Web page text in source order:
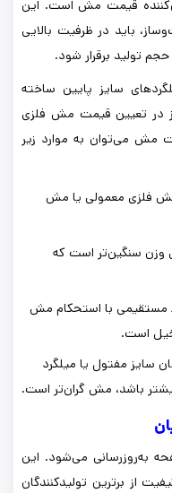
قیمت مش است. این
باید در ظرفیت بالایی
تولید برقرار شود.
سایز پایین ساخته
در تعیین قیمت مش فلزی
مش می‌توان به موارد زیر
فلزی معمولی یا مش
وزن سنگین‌تر است که
مستقیمی با استحکام مش
است.
سایز مفتول یا میلگرد
باشد، مش گران‌تر است.
به‌روزرسانی می‌شود. این
از برترین تولیدکنندگان